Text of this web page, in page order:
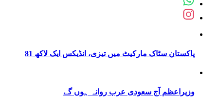
پاکستان سٹاک مارکیٹ میں تیزی، انڈیکس ایک لاکھ 81
وزیراعظم آج سعودی عرب روانہ ہوں گے